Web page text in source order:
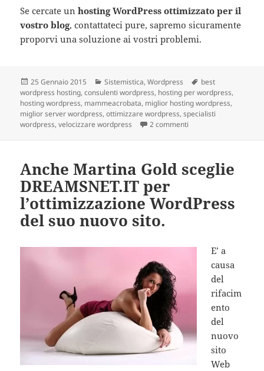
Se cercate un hosting WordPress ottimizzato per il
vostro blog, contattateci pure, sapremo sicuramente
proporvi una soluzione ai vostri problemi.
Scritto
il
25 Gennaio 2015 Categorie
Sistemistica,Wordpress Tag
best
wordpress hosting,consulenti wordpress, hosting per wordpress,
hosting wordpress, mammeacrobata, miglior hosting wordpress,
miglior server wordpress,ottimizzare wordpress,specialisti
wordpress,velocizzare wordpress 2 commenti
Anche Martina Gold sceglie
DREAMSNET.IT per
l’ottimizzazione WordPress
del suo nuovo sito.
E’ a
causa
del
rifacim
ento
del
nuovo
sito
Web